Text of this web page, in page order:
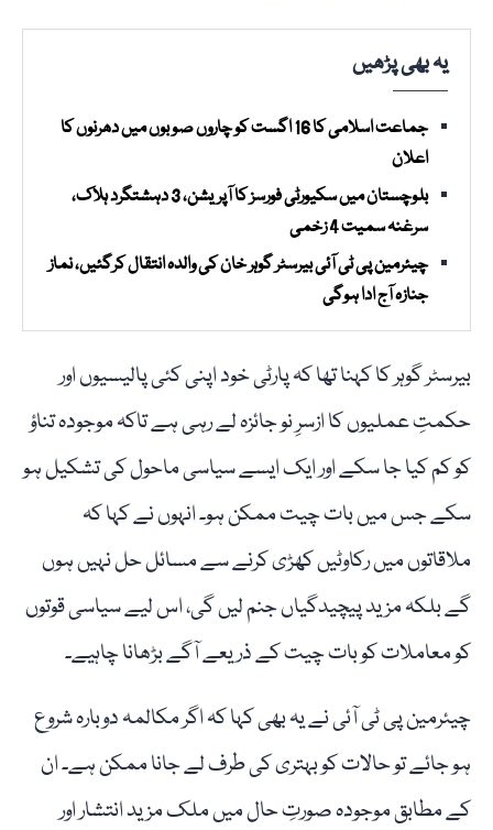
یہ بھی پڑھیں
جماعت اسلامی کا 16 اگست کو چاروں صوبوں میں دھرنوں کا
اعلان
بلوچستان میں سکیورٹی فورسز کا آپریشن، 3 دہشتگرد ہلاک،
سرغنہ سمیت 4 زخمی
چیئرمین پی ٹی آئی بیرسٹر گوہر خان کی والدہ انتقال کرگئیں، نماز
جنازہ آج ادا ہوگی
بیرسٹر گوہر کا کہنا تھا کہ پارٹی خود اپنی کئی پالیسیوں اور
حکمتِ عملیوں کا ازسرِ نو جائزہ لے رہی ہے تاکہ موجودہ تناؤ
کو کم کیا جا سکے اور ایک ایسے سیاسی ماحول کی تشکیل ہو
سکے جس میں بات چیت ممکن ہو۔ انہوں نے کہا کہ
ملاقاتوں میں رکاوٹیں کھڑی کرنے سے مسائل حل نہیں ہوں
گے بلکہ مزید پیچیدگیاں جنم لیں گی، اس لیے سیاسی قوتوں
کو معاملات کو بات چیت کے ذریعے آگے بڑھانا چاہیے۔
چیئرمین پی ٹی آئی نے یہ بھی کہا کہ اگر مکالمہ دوبارہ شروع
ہو جائے تو حالات کو بہتری کی طرف لے جانا ممکن ہے۔ ان
کے مطابق موجودہ صورتِ حال میں ملک مزید انتشار اور